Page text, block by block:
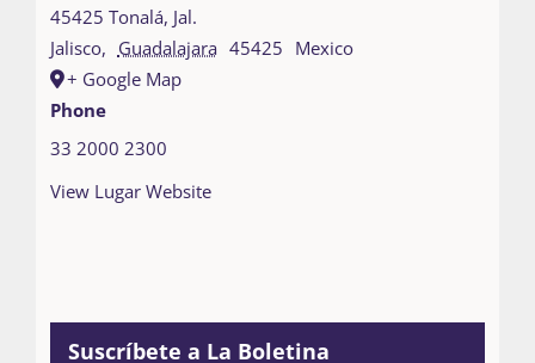
45425 Tonalá, Jal.
Jalisco, Guadalajara 45425 Mexico
+ Google Map
Phone
33 2000 2300
View Lugar Website
Suscríbete a La Boletina